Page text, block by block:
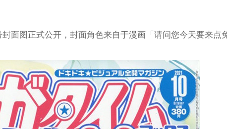
面图正式公开，封面角色来自于漫画「请问您今天要来点